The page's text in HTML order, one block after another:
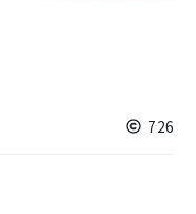
726